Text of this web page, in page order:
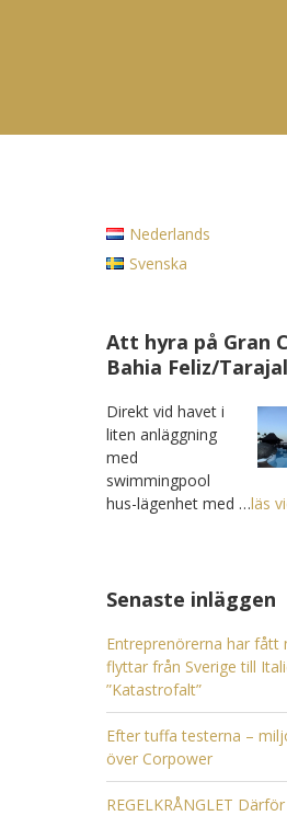
Nederlands
Svenska
Att hyra på Gran
Bahia Feliz/
Direkt vid havet i
liten anläggning
med
swimmingpool
hus-lägenhet med …läs
Senaste inläggen
Entreprenörerna har fått
flyttar från Sverige till
”Katastrofalt”
Efter tuffa testerna –
över Corpower
REGELKRÅNGLET